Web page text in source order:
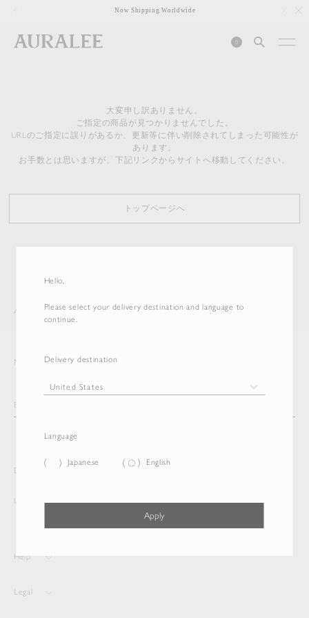
Hello,
Please select your delivery destination and language to
continue.
Delivery destination
Language
Japanese English
Apply
Now Shipping Worldwide
0
大変申し訳ありません。
ご指定の商品が見つかりませんでした。
URLのご指定に誤りがあるか、更新等に伴い削除されてしまった可能性が
あります。
お手数とは思いますが、下記リンクからサイトへ移動してください。
トップページへ
AURALEE ITEM
Newsletter
Delivery destination and Language
United States English
Help
Legal